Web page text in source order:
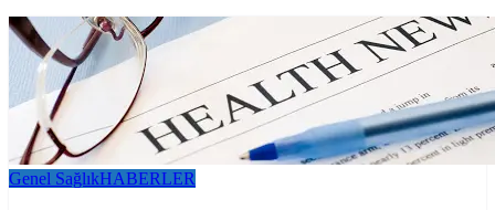
Genel SağlıkHABERLER